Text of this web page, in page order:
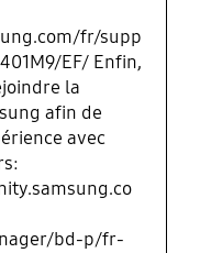
fr/supp
EF/ Enfin,
la
afin de
avec
bd-p/fr-